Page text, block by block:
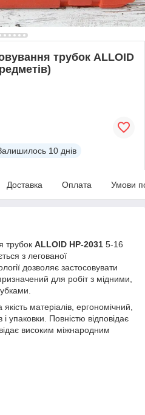
трубок ALLOID
10 днів
Доставка Оплата Умови
трубок ALLOID НР-2031 5-16
з легованої
дозволяє застосовувати
для робіт з мідними,
матеріалів, ергономічний,
упаковки. Повністю відповідає
високим міжнародним